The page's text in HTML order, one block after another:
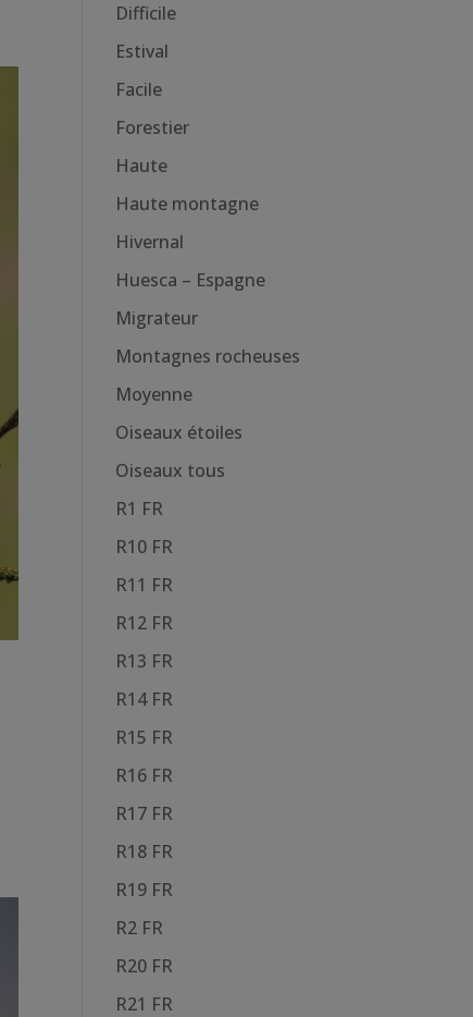
Difficile
Estival
Facile
Forestier
Haute
Haute montagne
Hivernal
Huesca – Espagne
Migrateur
Montagnes rocheuses
Moyenne
Oiseaux étoiles
Oiseaux tous
R1 FR
R10 FR
R11 FR
R12 FR
R13 FR
R14 FR
R15 FR
R16 FR
R17 FR
R18 FR
R19 FR
R2 FR
R20 FR
R21 FR